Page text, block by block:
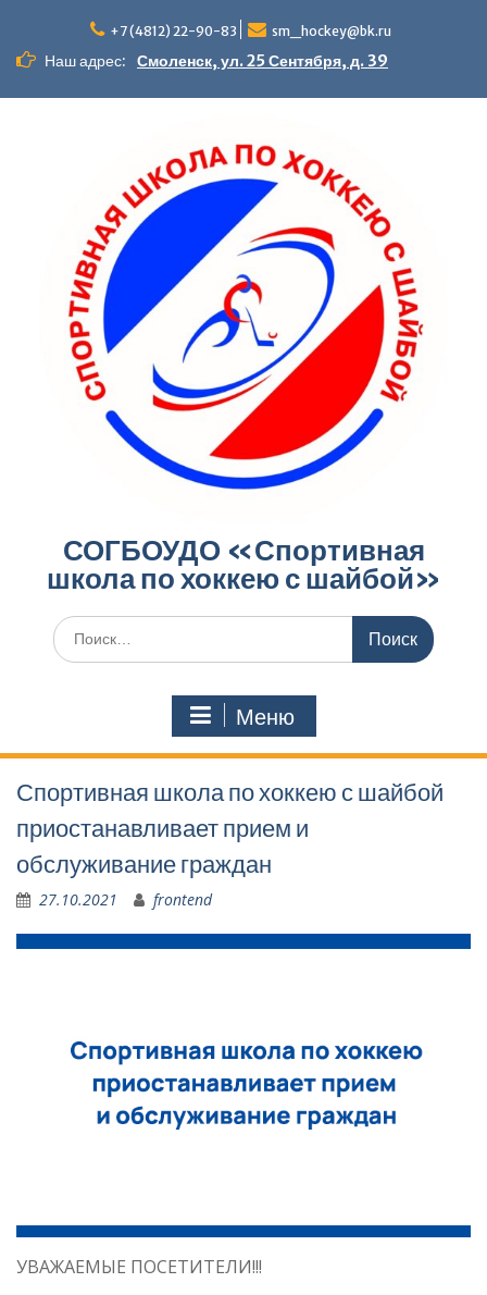
содержимому
+7 (4812) 22-90-83 sm_hockey@bk.ru
Наш адрес: Смоленск, ул. 25 Сентября, д. 39
СОГБОУДО «‎Спортивная
школа по хоккею с шайбой»‎
Поиск
по:
Меню
Спортивная школа по хоккею с шайбой
приостанавливает прием и
обслуживание граждан
27.10.2021 frontend
УВАЖАЕМЫЕ ПОСЕТИТЕЛИ!!!